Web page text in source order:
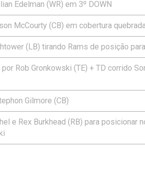
Edelman (WR) em 3º DOWN
McCourty (CB) em cobertura
(LB) tirando Rams de posição
Rob Gronkowski (TE) + TD corrido
Gilmore (CB)
e Rex Burkhead (RB) para posicionar